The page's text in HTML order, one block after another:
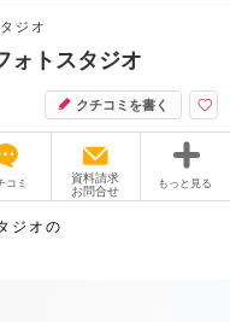
ジオ
ォトスタジオ
クチコミを書く
コミ
資料請求
お問合せ
もっと見る
フォトグラファー
ジオの